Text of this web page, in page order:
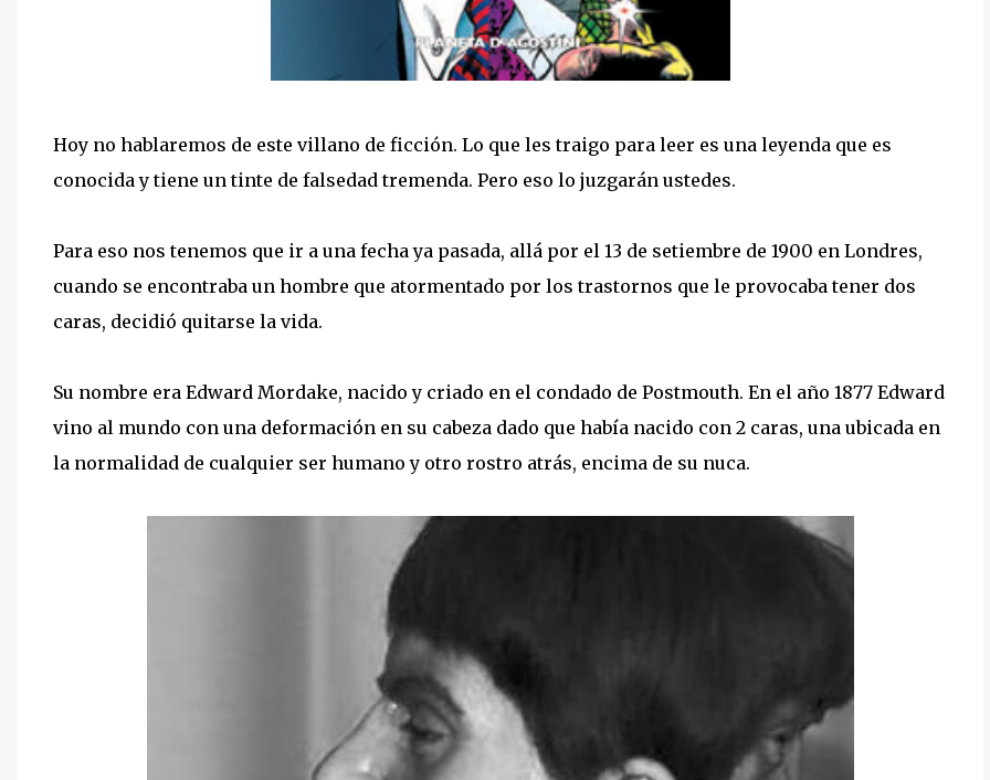
Hoy no hablaremos de este villano de ficción. Lo que les traigo para leer es una leyenda que es
conocida y tiene un tinte de falsedad tremenda. Pero eso lo juzgarán ustedes.
Para eso nos tenemos que ir a una fecha ya pasada, allá por el 13 de setiembre de 1900 en Londres,
cuando se encontraba un hombre que atormentado por los trastornos que le provocaba tener dos
caras, decidió quitarse la vida.
Su nombre era Edward Mordake, nacido y criado en el condado de Postmouth. En el año 1877 Edward
vino al mundo con una deformación en su cabeza dado que había nacido con 2 caras, una ubicada en
la normalidad de cualquier ser humano y otro rostro atrás, encima de su nuca.